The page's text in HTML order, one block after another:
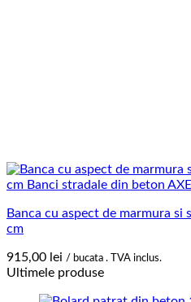
Banca cu aspect de marmura si
cm
915,00 lei / bucata . TVA inclus.
Ultimele produse